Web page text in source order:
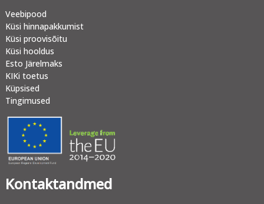
Veebipood
Küsi hinnapakkumist
Küsi proovisõitu
Küsi hooldus
Esto Järelmaks
KIKi toetus
Küpsised
Tingimused
Kontaktandmed